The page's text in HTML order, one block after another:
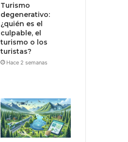
Turismo
degenerativo:
¿quién es el
culpable, el
turismo o los
turistas?
Hace 2 semanas